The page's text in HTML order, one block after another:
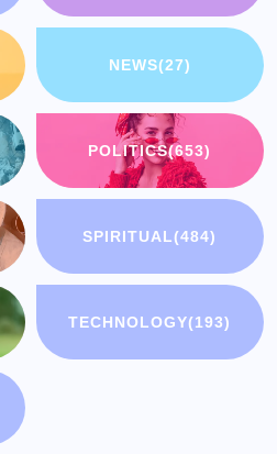
NEWS(27)
POLITICS(653)
SPIRITUAL(484)
TECHNOLOGY(193)